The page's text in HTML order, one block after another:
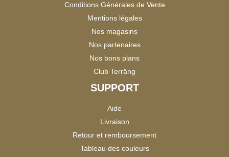
Conditions Générales de Vente
Mentions légales
Nos magasins
Nos partenaires
Nos bons plans
Club Terräng
SUPPORT
Aide
Livraison
Retour et remboursement
Tableau des couleurs